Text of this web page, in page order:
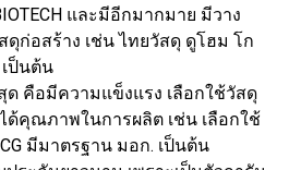
และมีอีกมากมาย มีวาง
ก่อสร้าง เช่น ไทยวัสดุ ดูโฮม โก
ป็นต้น
ด คือมีความแข็งแรง เลือกใช้วัสดุ
ด้คุณภาพในการผลิต เช่น เลือกใช้
มีมาตรฐาน มอก. เป็นต้น